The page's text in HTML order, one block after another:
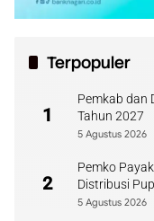
Terpopuler
1
Pemkab dan
Tahun 2027
5 Agustus 2026
2
Pemko
Distribusi
5 Agustus 2026